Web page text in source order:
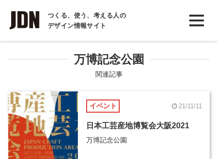
つくる、使う、考える人の
デザイン情報サイト
INTERVIEW
インタビュー
COLUMN
コラム
万博記念公園
関連記事
イベント 21/11/11
日本工芸産地博覧会大阪2021
万博記念公園